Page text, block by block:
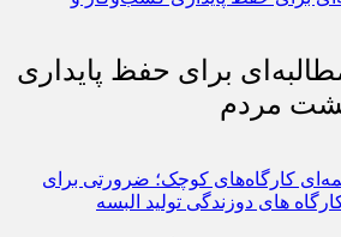
برای حفظ پایداری
مردم